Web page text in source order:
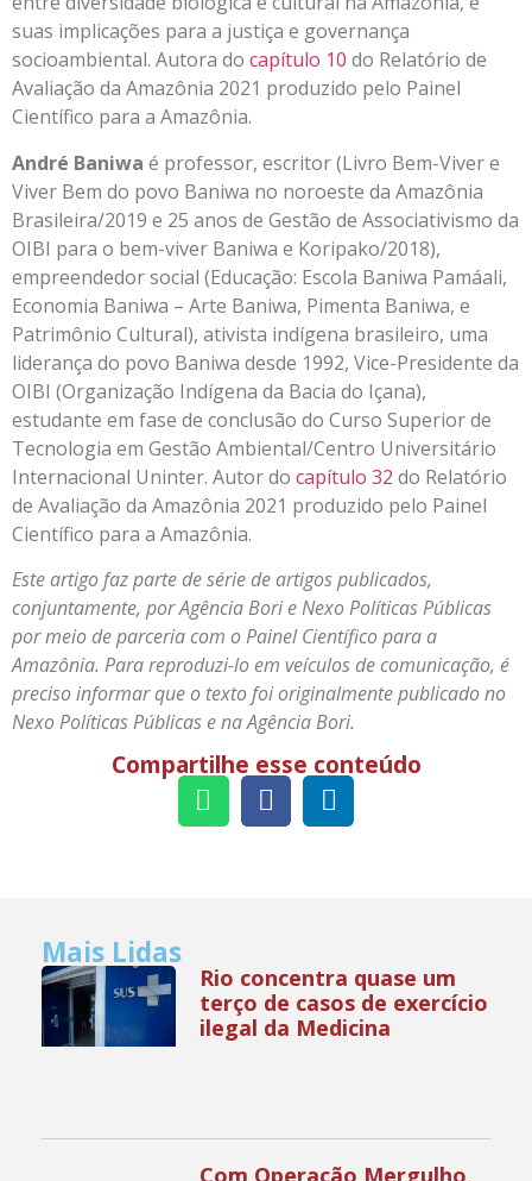
suas implicações para a justiça e governança
socioambiental. Autora do capítulo 10 do Relatório de
Avaliação da Amazônia 2021 produzido pelo Painel
Científico para a Amazônia.
André Baniwa é professor, escritor (Livro Bem-Viver e
Viver Bem do povo Baniwa no noroeste da Amazônia
Brasileira/2019 e 25 anos de Gestão de Associativismo da
OIBI para o bem-viver Baniwa e Koripako/2018),
empreendedor social (Educação: Escola Baniwa Pamáali,
Economia Baniwa – Arte Baniwa, Pimenta Baniwa, e
Patrimônio Cultural), ativista indígena brasileiro, uma
liderança do povo Baniwa desde 1992, Vice-Presidente da
OIBI (Organização Indígena da Bacia do Içana),
estudante em fase de conclusão do Curso Superior de
Tecnologia em Gestão Ambiental/Centro Universitário
Internacional Uninter. Autor do capítulo 32 do Relatório
de Avaliação da Amazônia 2021 produzido pelo Painel
Científico para a Amazônia.
Este artigo faz parte de série de artigos publicados,
conjuntamente, por Agência Bori e Nexo Políticas Públicas
por meio de parceria com o Painel Científico para a
Amazônia. Para reproduzi-lo em veículos de comunicação, é
preciso informar que o texto foi originalmente publicado no
Nexo Políticas Públicas e na Agência Bori.
Compartilhe esse conteúdo
Mais Lidas
Rio concentra quase um
terço de casos de exercício
ilegal da Medicina
Com Operação Mergulho,